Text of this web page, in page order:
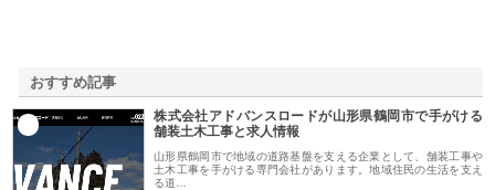
おすすめ記事
株式会社アドバンスロードが山形県鶴岡市で手がける
舗装土木工事と求人情報
山形県鶴岡市で地域の道路基盤を支える企業として、舗装工事や
土木工事を手がける専門会社があります。地域住民の生活を支え
る道…